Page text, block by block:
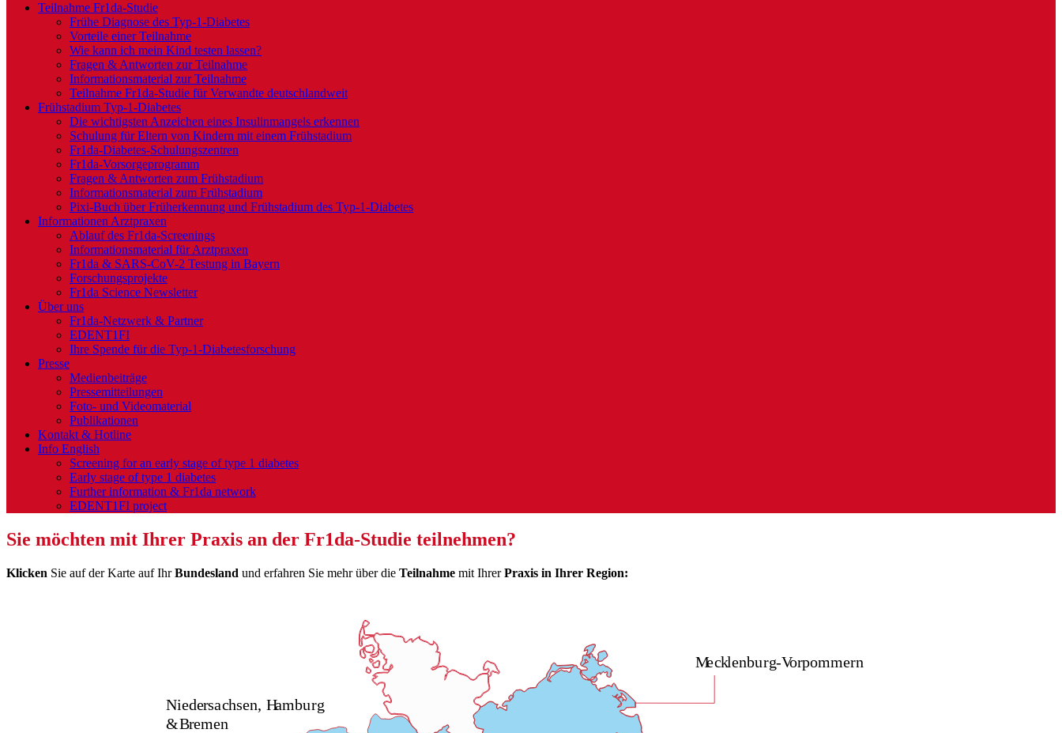
Teilnahme Fr1da-Studie
Frühe Diagnose des Typ-1-Diabetes
Vorteile einer Teilnahme
Wie kann ich mein Kind testen lassen?
Fragen & Antworten zur Teilnahme
Informationsmaterial zur Teilnahme
Teilnahme Fr1da-Studie für Verwandte deutschlandweit
Frühstadium Typ-1-Diabetes
Die wichtigsten Anzeichen eines Insulinmangels erkennen
Schulung für Eltern von Kindern mit einem Frühstadium
Fr1da-Diabetes-Schulungszentren
Fr1da-Vorsorgeprogramm
Fragen & Antworten zum Frühstadium
Informationsmaterial zum Frühstadium
Pixi-Buch über Früherkennung und Frühstadium des Typ-1-Diabetes
Informationen Arztpraxen
Ablauf des Fr1da-Screenings
Informationsmaterial für Arztpraxen
Fr1da & SARS-CoV-2 Testung in Bayern
Forschungsprojekte
Fr1da Science Newsletter
Über uns
Fr1da-Netzwerk & Partner
EDENT1FI
Ihre Spende für die Typ-1-Diabetesforschung
Presse
Medienbeiträge
Pressemitteilungen
Foto- und Videomaterial
Publikationen
Kontakt & Hotline
Info English
Screening for an early stage of type 1 diabetes
Early stage of type 1 diabetes
Further information & Fr1da network
EDENT1FI project
Sie möchten mit Ihrer Praxis an der Fr1da-Studie teilnehmen?
Klicken Sie auf der Karte auf IhrBundesland und erfahren Sie mehr über die Teilnahme mit IhrerPraxis in Ihrer Region:
Niedersachsen, Hamburg
&Bremen
Mecklenburg-Vorpommern